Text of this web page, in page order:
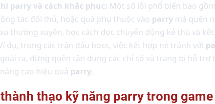
parry và cách khắc phục: Một số lỗi phổ biến bao
tác đối thủ, hoặc quá phụ thuộc vào parrymà quên
thường xuyên, học cách đọc chuyển động kẻ thù và
dụ, trong các trận đấu boss, việc kết hợp né tránh với
ra, đừng quên tận dụng các chỉ số và trang bị hỗ trợ
cao hiệu quả parry.
thạo kỹ năng parry trong game